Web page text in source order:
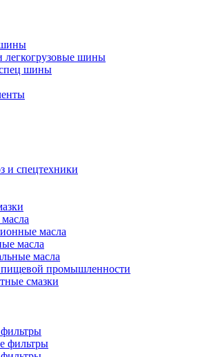
легкогрузовые шины
шины
и спецтехники
масла
масла
масла
промышленности
смазки
фильтры